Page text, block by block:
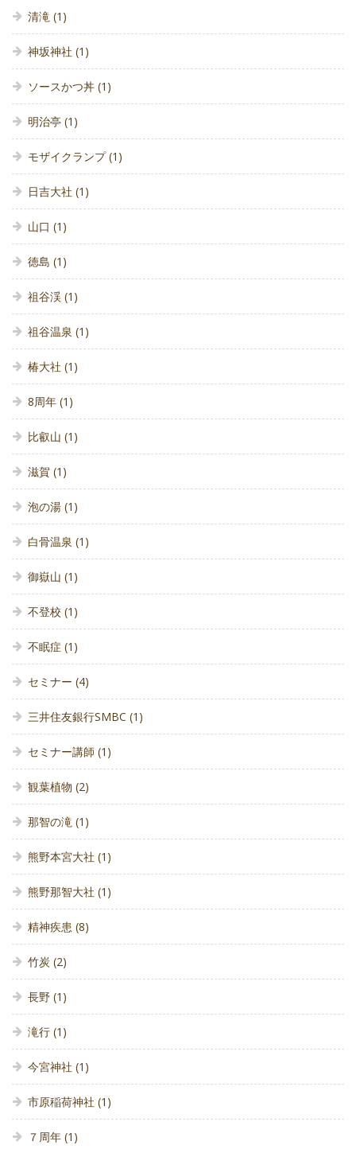
清滝 (1)
神坂神社 (1)
ソースかつ丼 (1)
明治亭 (1)
モザイクランプ(1)
日吉大社 (1)
山口 (1)
徳島 (1)
祖谷渓 (1)
祖谷温泉 (1)
椿大社 (1)
8周年 (1)
比叡山 (1)
滋賀 (1)
泡の湯 (1)
白骨温泉 (1)
御嶽山 (1)
不登校 (1)
不眠症 (1)
セミナー (4)
三井住友銀行SMBC (1)
セミナー講師 (1)
観葉植物 (2)
那智の滝 (1)
熊野本宮大社 (1)
熊野那智大社 (1)
精神疾患 (8)
竹炭 (2)
長野 (1)
滝行 (1)
今宮神社 (1)
市原稲荷神社 (1)
７周年 (1)